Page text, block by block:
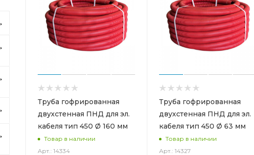
Труба гофрированная
двухстенная ПНД для эл.
кабеля тип 450 Ø 160 мм
Товар в наличии
Арт.: 14334
Труба гофрированная
двухстенная ПНД для эл.
кабеля тип 450 Ø 63 мм
Товар в наличии
Арт.: 14327